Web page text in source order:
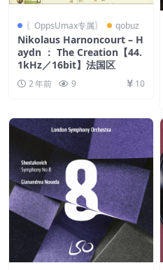
〖OppsUmax专属〗 qobuz
Nikolaus Harnoncourt – H
aydn ： The Creation【44.
1kHz／16bit】法国区
2 年前 9 10